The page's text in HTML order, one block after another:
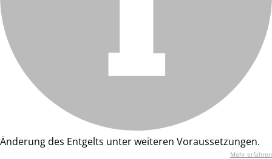
Änderung des Entgelts unter weiteren Voraussetzungen.
Mehr erfahren